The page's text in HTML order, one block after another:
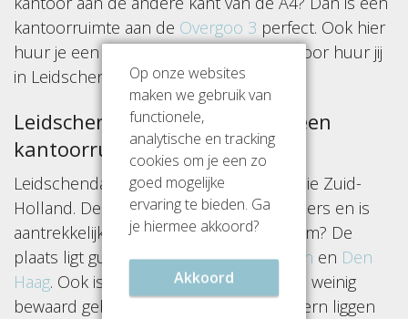
kantoorruimte aan de Overgoo 3 perfect. Ook hier
huur je een groot oppervlak. Welk kantoor huur jij
in Leidschendam?
Leidschendam is dé plek voor een
kantoorruimte
Leidschendam is een stad in de provincie Zuid-
Holland. De stad telt circa 35.000 inwoners en is
aantrekkelijk voor ondernemers. Waarom? De
plaats ligt gunstig gelegen tussenLeiden en Den
Haag. Ook is van de historie van de stad weinig
bewaard gebleven. Rondom de dorpskern liggen
Op onze websites
maken we gebruik van
functionele,
analytische en tracking
cookies om je een zo
goed mogelijke
ervaring te bieden. Ga
je hiermee akkoord?
Akkoord